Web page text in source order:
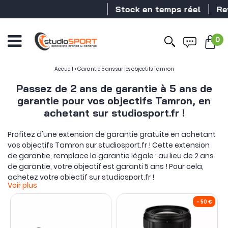
Stock en temps réel
0
Accueil >Garantie 5 ans sur les objectifs Tamron
Passez de 2 ans de garantie à 5 ans de
garantie pour vos objectifs Tamron, en
achetant sur studiosport.fr !
Profitez d'une extension de garantie gratuite en achetant
vos objectifs Tamron sur studiosport.fr ! Cette extension
de garantie, remplace la garantie légale : au lieu de 2 ans
de garantie, votre objectif est garanti 5 ans ! Pour cela,
achetez votre objectif sur studiosport.fr !
Voici le fonctionnement de l'offre:
Achetez un votre objectif Tamron sur studiosport.fr (à
Voir plus